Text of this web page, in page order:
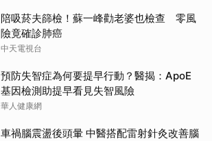
陪吸菸夫篩檢！蘇一峰勸老婆也檢查 零風
險竟確診肺癌
中天電視台
預防失智症為何要提早行動？醫揭：ApoE
基因檢測助提早看見失智風險
華人健康網
車禍腦震盪後頭暈 中醫搭配雷射針灸改善腦